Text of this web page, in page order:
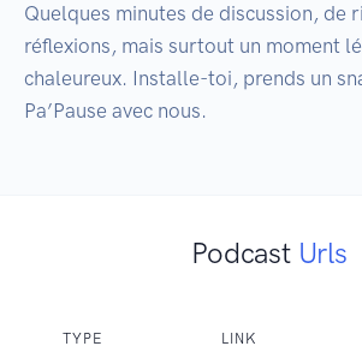
Quelques minutes de discussion, de
réflexions, mais surtout un moment
chaleureux. Installe-toi, prends un
Pa’Pause avec nous.
Podcast Urls
TYPE LINK